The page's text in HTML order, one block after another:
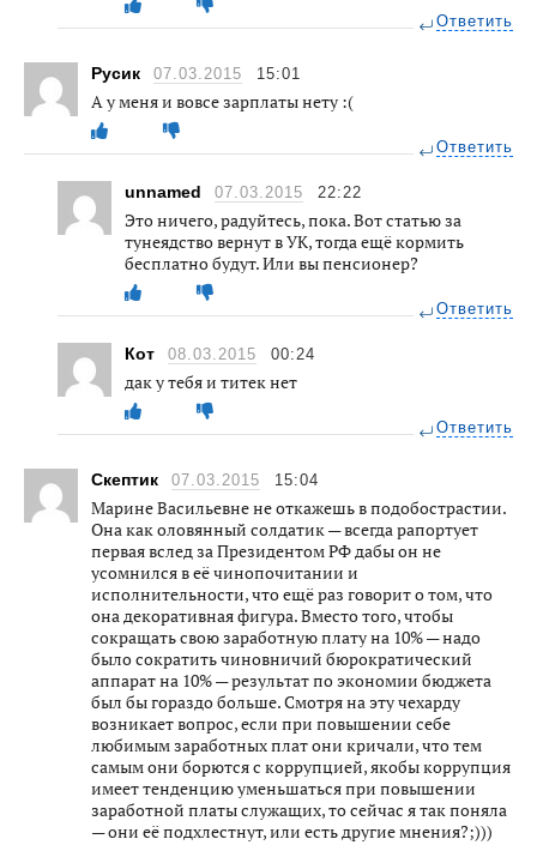
Ответить
Русик 07.03.2015 15:01
А у меня и вовсе зарплаты нету :(
Ответить
unnamed 07.03.2015 22:22
Это ничего, радуйтесь, пока. Вот статью за
тунеядство вернут в УК, тогда ещё кормить
бесплатно будут. Или вы пенсионер?
Ответить
Кот 08.03.2015 00:24
дак у тебя и титек нет
Ответить
Скептик 07.03.2015 15:04
Марине Васильевне не откажешь в подобострастии.
Она как оловянный солдатик — всегда рапортует
первая вслед за Президентом РФ дабы он не
усомнился в её чинопочитании и
исполнительности, что ещё раз говорит о том, что
она декоративная фигура. Вместо того, чтобы
сокращать свою заработную плату на 10% — надо
было сократить чиновничий бюрократический
аппарат на 10% — результат по экономии бюджета
был бы гораздо больше. Смотря на эту чехарду
возникает вопрос, если при повышении себе
любимым заработных плат они кричали, что тем
самым они борются с коррупцией, якобы коррупция
имеет тенденцию уменьшаться при повышении
заработной платы служащих, то сейчас я так поняла
— они её подхлестнут, или есть другие мнения?;)))